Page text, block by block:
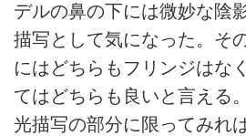
デルの鼻の下には微妙な陰
描写として気になった。そ
にはどちらもフリンジはな
てはどちらも良いと言える
光描写の部分に限ってみれ